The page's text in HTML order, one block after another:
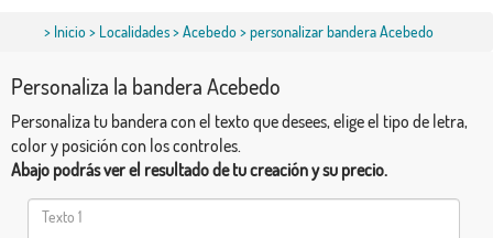
> Inicio> Localidades>Acebedo> personalizar bandera Acebedo
Personaliza la bandera Acebedo
Personaliza tu bandera con el texto que desees, elige el tipo de letra,
color y posición con los controles.
Abajo podrás ver el resultado de tu creación y su precio.